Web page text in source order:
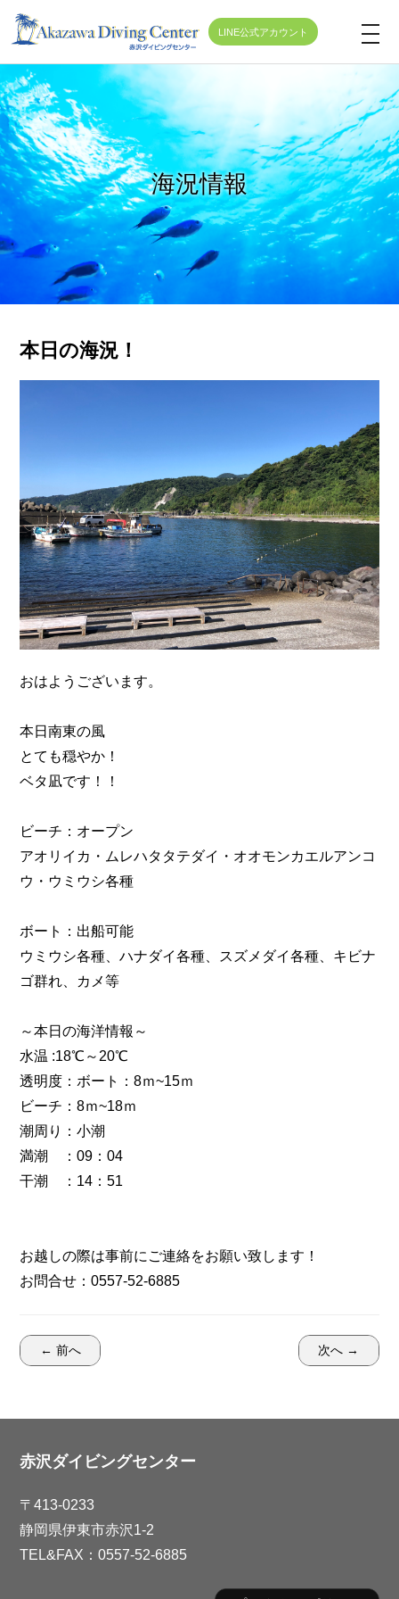
LINE公式アカウント
t
o
g
e
n
a
v
o
海況情報
本日の海況！
おはようございます。
本日南東の風
とても穏やか！
ベタ凪です！！
ビーチ：オープン
アオリイカ・ムレハタタテダイ・オオモンカエルアンコ
ウ・ウミウシ各種
ボート：出船可能
ウミウシ各種、ハナダイ各種、スズメダイ各種、キビナ
ゴ群れ、カメ等
～本日の海洋情報～
水温 :18℃～20℃
透明度：ボート：8ｍ~15ｍ
ビーチ：8ｍ~18ｍ
潮周り：小潮
満潮 ：09：04
干潮 ：14：51
お越しの際は事前にご連絡をお願い致します！
お問合せ：0557-52-6885
← 前へ 次へ →
赤沢ダイビングセンター
〒413-0233
静岡県伊東市赤沢1-2
TEL&FAX：0557-52-6885